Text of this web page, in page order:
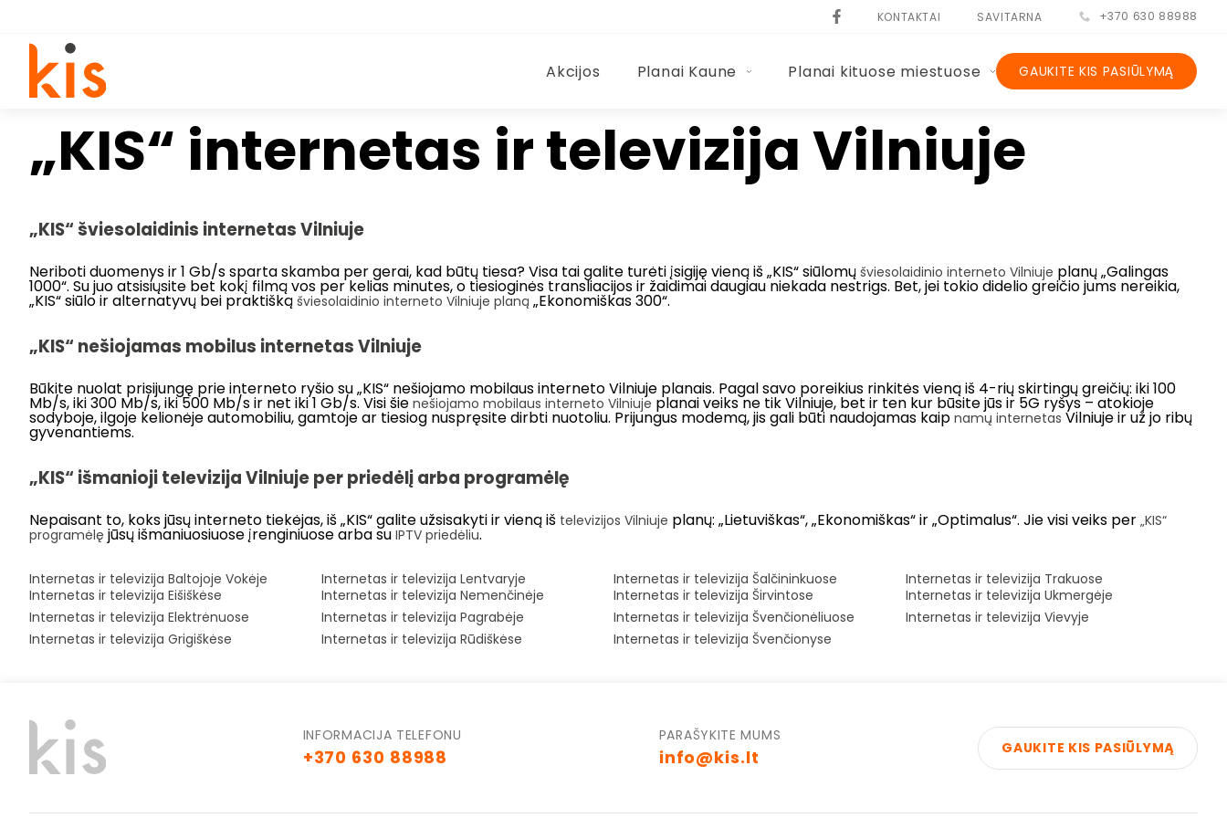
KONTAKTAI SAVITARNA +370 630 88988
Akcijos Planai Kaune Planai kituose miestuose GAUKITE KIS PASIŪLYMĄ
„KIS“ internetas ir televizija Vilniuje
„KIS“ šviesolaidinis internetas Vilniuje
Neriboti duomenys ir 1 Gb/s sparta skamba per gerai, kad būtų tiesa? Visa tai galite turėti įsigiję vieną iš „KIS“ siūlomų šviesolaidinio interneto Vilniuje planų „Galingas
1000“. Su juo atsisiųsite bet kokį filmą vos per kelias minutes, o tiesioginės transliacijos ir žaidimai daugiau niekada nestrigs. Bet, jei tokio didelio greičio jums nereikia,
„KIS“ siūlo ir alternatyvų bei praktišką šviesolaidinio interneto Vilniuje planą „Ekonomiškas 300“.
„KIS“ nešiojamas mobilus internetas Vilniuje
Būkite nuolat prisijungę prie interneto ryšio su „KIS“ nešiojamo mobilaus interneto Vilniuje planais. Pagal savo poreikius rinkitės vieną iš 4-rių skirtingų greičių: iki 100
Mb/s, iki 300 Mb/s, iki 500 Mb/s ir net iki 1 Gb/s. Visi šie nešiojamo mobilaus interneto Vilniuje planai veiks ne tik Vilniuje, bet ir ten kur būsite jūs ir 5G ryšys – atokioje
sodyboje, ilgoje kelionėje automobiliu, gamtoje ar tiesiog nuspręsite dirbti nuotoliu. Prijungus modemą, jis gali būti naudojamas kaip namų internetas Vilniuje ir už jo ribų
gyvenantiems.
„KIS“ išmanioji televizija Vilniuje per priedėlį arba programėlę
Nepaisant to, koks jūsų interneto tiekėjas, iš „KIS“ galite užsisakyti ir vieną iš televizijos Vilniuje planų: „Lietuviškas“, „Ekonomiškas“ ir „Optimalus“. Jie visi veiks per „KIS“
programėlę jūsų išmaniuosiuose įrenginiuose arba su IPTV priedėliu.
Internetas ir televizija Baltojoje Vokėje Internetas ir televizija Lentvaryje Internetas ir televizija Šalčininkuose
Internetas ir televizija Trakuose
Internetas ir televizija Eišiškėse
Internetas ir televizija Nemenčinėje Internetas ir televizija Širvintose
Internetas ir televizija Ukmergėje
Internetas ir televizija Elektrėnuose
Internetas ir televizija Pagrabėje Internetas ir televizija Švenčionėliuose
Internetas ir televizija Vievyje
Internetas ir televizija Grigiškėse
Internetas ir televizija Rūdiškėse Internetas ir televizija Švenčionyse
INFORMACIJA TELEFONU
+370 630 88988
PARAŠYKITE MUMS
info@kis.lt GAUKITE KIS PASIŪLYMĄ